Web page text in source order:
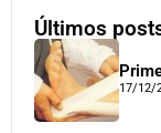
Últimos
17/12/